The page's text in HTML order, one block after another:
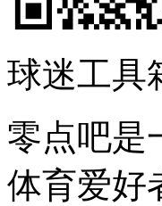
球迷工具
零点吧是
体育爱好